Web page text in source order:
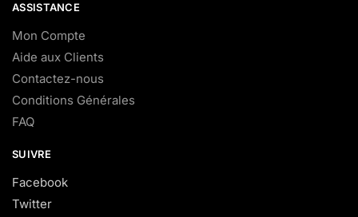
ASSISTANCE
Mon Compte
Aide aux Clients
Contactez-nous
Conditions Générales
FAQ
SUIVRE
Facebook
Twitter